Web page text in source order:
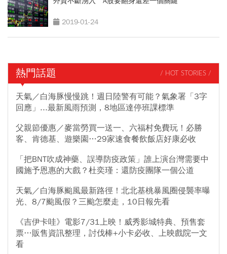
2019-01-24
熱門話題 / HOT STORIES /
天氣／白海豚慢慢跳！週日陸警有可能？氣象署「3字
回應」...最新風雨預測，8地區達停班課標準
父親節優惠／麥當勞買一送一、六福村免費玩！必勝
客、肯德基、遊樂園…29家速食餐飲飯店好康必收
「把BNT吹成神藥、誤導防疫政策」誰上演台灣需要中
國施予恩惠的大戲？杜奕瑾：還防疫團隊一個公道
天氣／白海豚颱風最新路徑！北北基桃暴風圈侵襲率曝
光、8/7颱風假？三颱怎麼走，10日報先看
《吉伊卡哇》電影7/31上映！威秀影城特典、預售套
票…販售資訊整理，討伐棒+小卡必收、上映戲院一文
看